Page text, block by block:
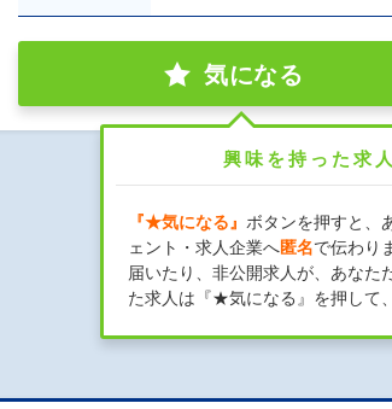
気になる
興味を持った求
『★気になる』 ボタンを押すと、
ェント・求人企業へ匿名で伝わり
届いたり、非公開求人が、あなた
た求人は『★気になる』を押して